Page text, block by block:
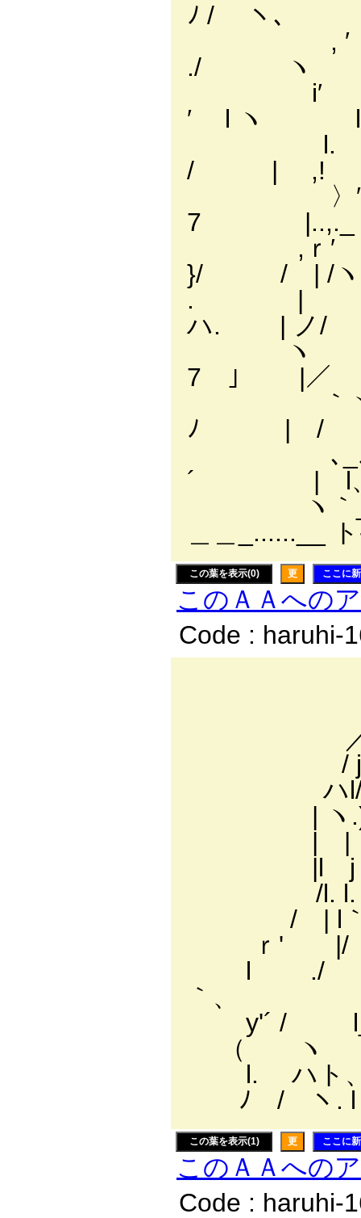
ﾉ / ヽ、
, ′ l.
./ ヽ
i′ /
′ l ヽ l
l. / /
/ | ,!
〉′
7
,ｒ
}/ / | /ヽ
. | | l
ハ. | ノ
ヽ |
7 ｣ |
｀ヽ |
ﾉ | /
､_ﾉ
´ | l
ヽ｀_
＿＿_......__
この葉を表示(0) 更 ここに
このＡＡへの
Code : haruhi-
／
/ j /
ハl/ _,-'
| ヽ.)ﾆ-
| | |
|l j l. r1
/l. l. ､ l
/ | l｀
ｒ' |/
l ./ , |
｀、
y'´ /
（ ヽ
l. ハト、
ﾉ / ヽ. l
この葉を表示(1) 更 ここに
このＡＡへの
Code : haruhi-